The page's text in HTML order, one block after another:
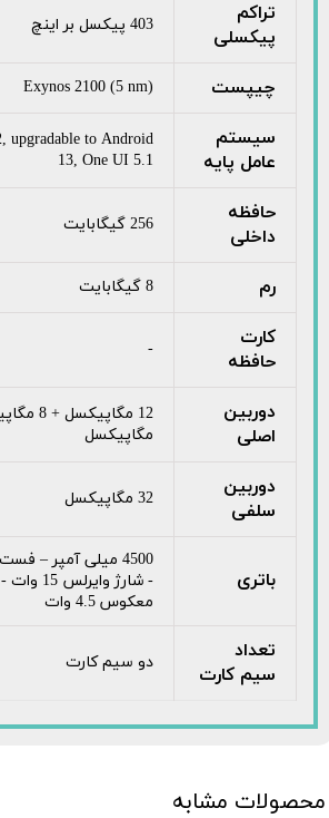
تراکم
پیکسلی
403 پیکسل بر اینچ
چیپست Exynos 2100 (5 nm)
سیستم
عامل پایه
upgradable to Android
13, One UI 5.1
حافظه
داخلی
256 گیگابایت
رم 8 گیگابایت
کارت
حافظه
-
دوربین
اصلی
مگاپیکسل
دوربین
سلفی
32 مگاپیکسل
باتری
- شارژ
معکوس 4.5 وات
تعداد
سیم کارت
دو سیم کارت
محصولات مشابه